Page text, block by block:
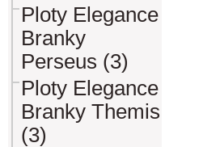
Ploty Elegance
Branky
Perseus (3)
Ploty Elegance
Branky Themis
(3)